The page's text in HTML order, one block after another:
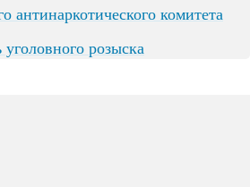
антинаркотического комитета
уголовного розыска